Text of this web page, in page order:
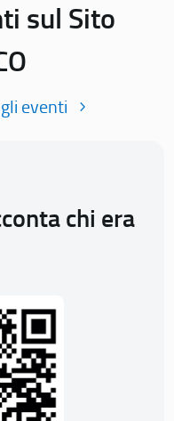
sul Sito
eventi
chi era